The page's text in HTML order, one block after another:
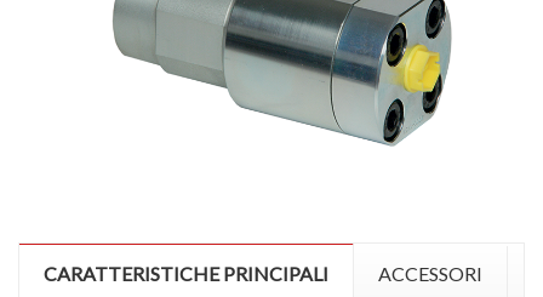
CARATTERISTICHE PRINCIPALI ACCESSORI